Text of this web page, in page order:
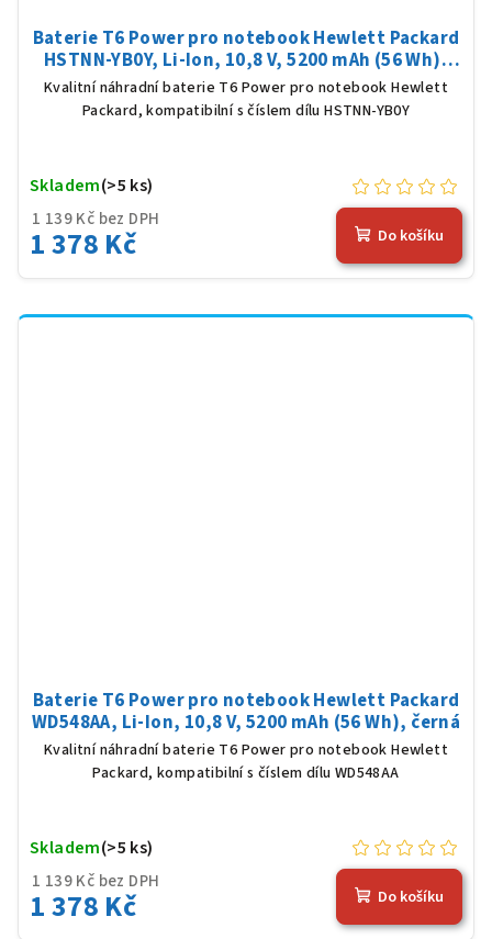
Baterie T6 Power pro notebook Hewlett Packard
HSTNN-YB0Y, Li-Ion, 10,8 V, 5200 mAh (56 Wh),
černá
Kvalitní náhradní baterie T6 Power pro notebook Hewlett
Packard, kompatibilní s číslem dílu HSTNN-YB0Y
1 139 Kč bez DPH
1 378 Kč
Skladem(>5 ks)
Do košíku
Baterie T6 Power pro notebook Hewlett Packard
WD548AA, Li-Ion, 10,8 V, 5200 mAh (56 Wh), černá
Kvalitní náhradní baterie T6 Power pro notebook Hewlett
Packard, kompatibilní s číslem dílu WD548AA
1 139 Kč bez DPH
1 378 Kč
Skladem(>5 ks)
Do košíku